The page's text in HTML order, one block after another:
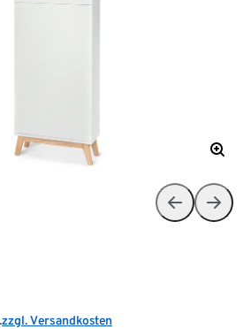
zzgl. Versandkosten